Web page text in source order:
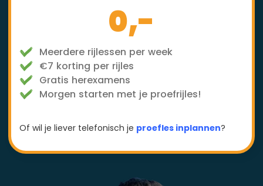
0,-
Meerdere rijlessen per week
€7 korting per rijles
Gratis herexamens
Morgen starten met je proefrijles!
Of wil je liever telefonisch je proefles inplannen?